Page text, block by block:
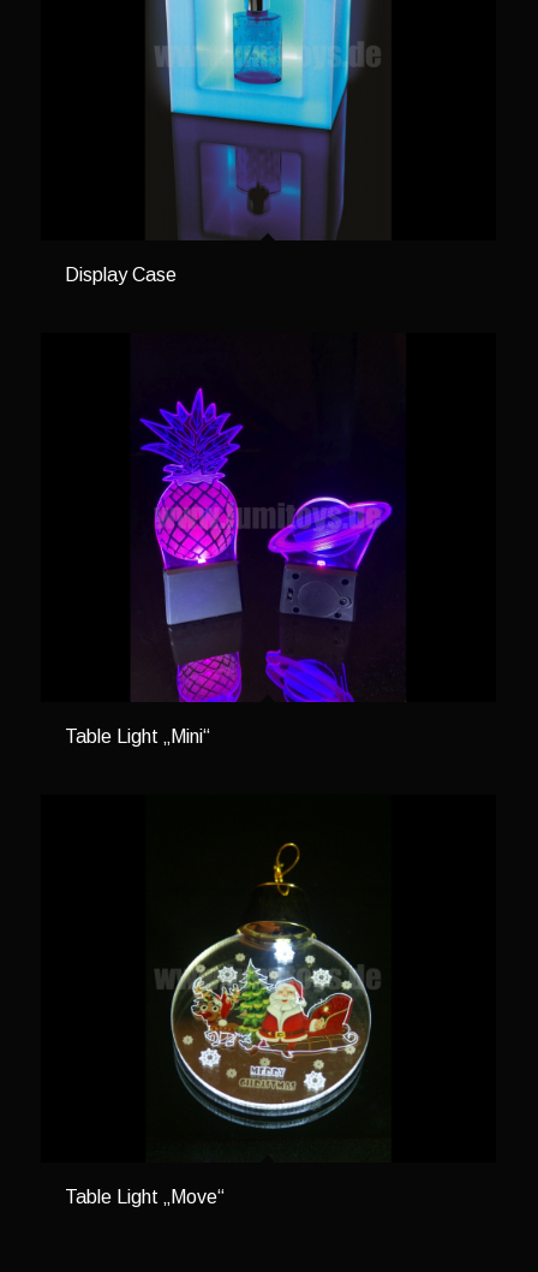
Display Case
Table Light „Mini“
Table Light „Move“